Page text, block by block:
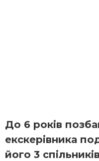
До 6 років
екскерівника
його 3